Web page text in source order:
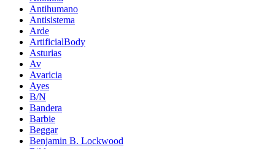
Antihumano
Antisistema
Arde
ArtificialBody
Asturias
Av
Avaricia
Ayes
B/N
Bandera
Barbie
Beggar
Benjamin B. Lockwood